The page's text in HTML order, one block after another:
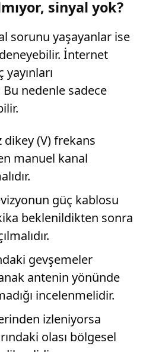
sinyal yok?
sorunu yaşayanlar ise
İnternet
Bu nedenle sadece
dikey (V) frekans
manuel kanal
güç kablosu
beklenildikten sonra
gevşemeler
antenin yönünde
incelenmelidir.
izleniyorsa
olası bölgesel